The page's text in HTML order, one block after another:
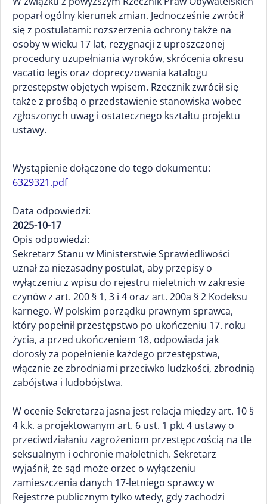
poparł ogólny kierunek zmian. Jednocześnie zwrócił
się z postulatami: rozszerzenia ochrony także na
osoby w wieku 17 lat, rezygnacji z uproszczonej
procedury uzupełniania wyroków, skrócenia okresu
vacatio legis oraz doprecyzowania katalogu
przestępstw objętych wpisem. Rzecznik zwrócił się
także z prośbą o przedstawienie stanowiska wobec
zgłoszonych uwag i ostatecznego kształtu projektu
ustawy.
Wystąpienie dołączone do tego dokumentu:
6329321.pdf
Data odpowiedzi:
2025-10-17
Opis odpowiedzi:
Sekretarz Stanu w Ministerstwie Sprawiedliwości
uznał za niezasadny postulat, aby przepisy o
wyłączeniu z wpisu do rejestru nieletnich w zakresie
czynów z art. 200 § 1, 3 i 4 oraz art. 200a § 2 Kodeksu
karnego. W polskim porządku prawnym sprawca,
który popełnił przestępstwo po ukończeniu 17. roku
życia, a przed ukończeniem 18, odpowiada jak
dorosły za popełnienie każdego przestępstwa,
włącznie ze zbrodniami przeciwko ludzkości, zbrodnią
zabójstwa i ludobójstwa.
W ocenie Sekretarza jasna jest relacja między art. 10 §
4 k.k. a projektowanym art. 6 ust. 1 pkt 4 ustawy o
przeciwdziałaniu zagrożeniom przestępczością na tle
seksualnym i ochronie małoletnich. Sekretarz
wyjaśnił, że sąd może orzec o wyłączeniu
zamieszczenia danych 17-letniego sprawcy w
Rejestrze publicznym tylko wtedy, gdy zachodzi